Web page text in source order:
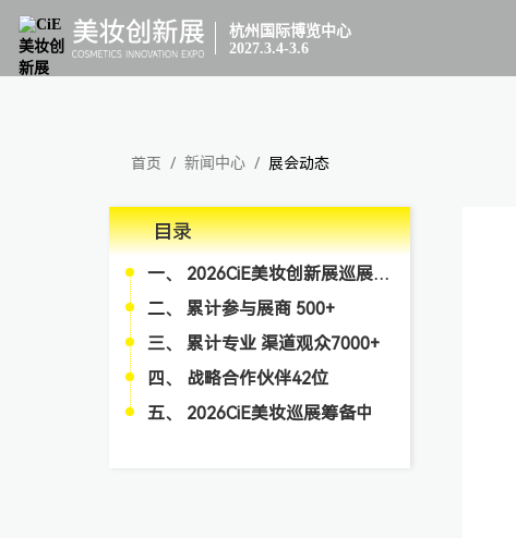
杭州国际博览中心
2027.3.4-3.6
首页 / 新闻中心 / 展会动态
目录
一、 2026CiE美妆创新展巡展全年规划
二、 累计参与展商 500+
三、 累计专业 渠道观众7000+
四、 战略合作伙伴42位
五、 2026CiE美妆巡展筹备中